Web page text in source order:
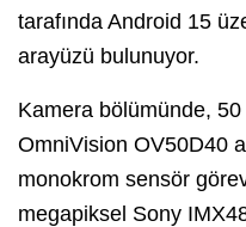
tarafında Android 15
arayüzü bulunuyor.
Kamera bölümünde,
OmniVision OV50D40
monokrom sensör
megapiksel Sony